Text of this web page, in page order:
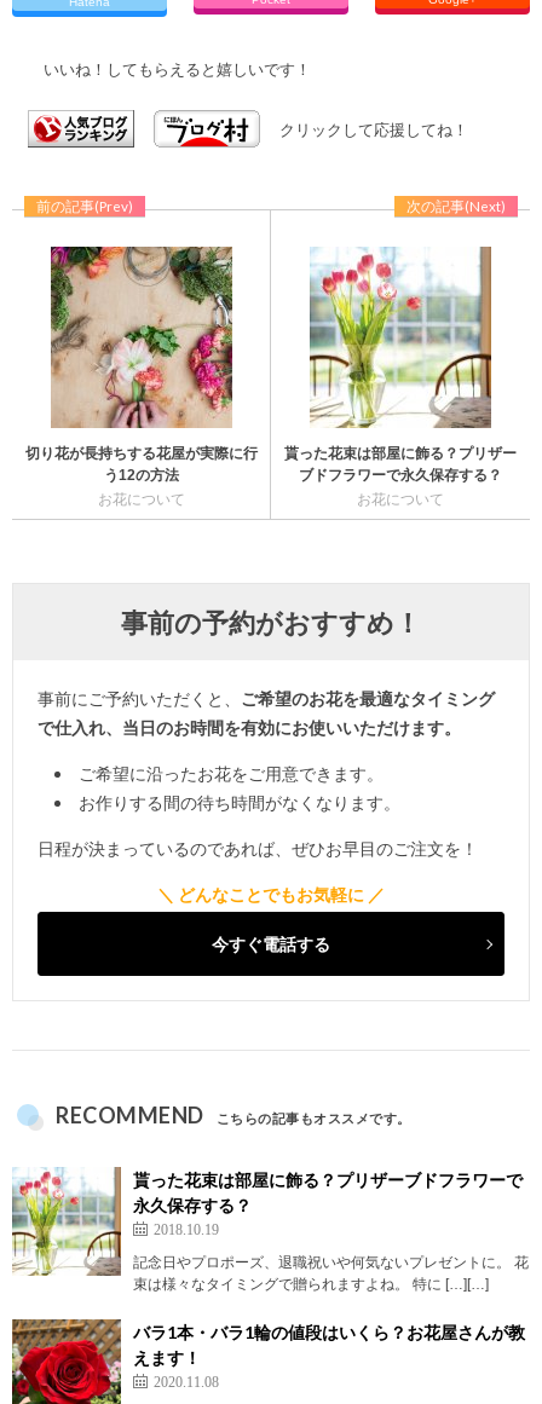
いいね！してもらえると嬉しいです！
クリックして応援してね！
前の記事(Prev)
切り花が長持ちする花屋が実際に行
う12の方法
お花について
次の記事(Next)
貰った花束は部屋に飾る？プリザー
ブドフラワーで永久保存する？
お花について
事前の予約がおすすめ！
事前にご予約いただくと、 ご希望のお花を最適なタイミング
で仕入れ、当日のお時間を有効にお使いいただけます。
ご希望に沿ったお花をご用意できます。
お作りする間の待ち時間がなくなります。
日程が決まっているのであれば、ぜひお早目のご注文を！
今すぐ電話する
RECOMMEND こちらの記事もオススメです。
貰った花束は部屋に飾る？プリザーブドフラワーで
永久保存する？
2018.10.19
記念日やプロポーズ、退職祝いや何気ないプレゼントに。 花
束は様々なタイミングで贈られますよね。 特に […][…]
バラ1本・バラ1輪の値段はいくら？お花屋さんが教
えます！
2020.11.08